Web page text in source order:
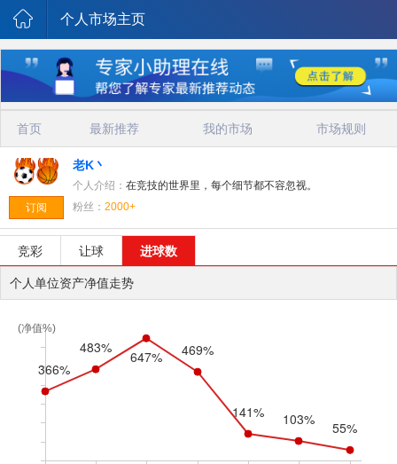
个人市场主页
首页 最新推荐 我的市场 市场规则
订阅
老K丶
个人介绍： 在竞技的世界里，每个细节都不容忽视。
粉丝： 2000+
竞彩 让球 进球数
个人单位资产净值走势
(净值%)